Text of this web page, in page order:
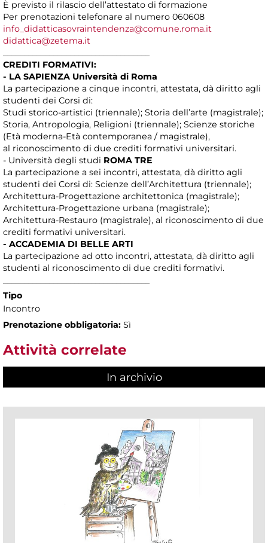
È previsto il rilascio dell’attestato di formazione
Per prenotazioni telefonare al numero 060608
info_didatticasovraintendenza@comune.roma.it
didattica@zetema.it
CREDITI FORMATIVI:
- LA SAPIENZA Università di Roma
La partecipazione a cinque incontri, attestata, dà diritto agli
studenti dei Corsi di:
Studi storico-artistici (triennale); Storia dell’arte (magistrale);
Storia, Antropologia, Religioni (triennale); Scienze storiche
(Età moderna-Età contemporanea / magistrale),
al riconoscimento di due crediti formativi universitari.
- Università degli studi ROMA TRE
La partecipazione a sei incontri, attestata, dà diritto agli
studenti dei Corsi di: Scienze dell’Architettura (triennale);
Architettura-Progettazione architettonica (magistrale);
Architettura-Progettazione urbana (magistrale);
Architettura-Restauro (magistrale), al riconoscimento di due
crediti formativi universitari.
- ACCADEMIA DI BELLE ARTI
La partecipazione ad otto incontri, attestata, dà diritto agli
studenti al riconoscimento di due crediti formativi.
Tipo
Incontro
Prenotazione obbligatoria: Sì
Attività correlate
In archivio